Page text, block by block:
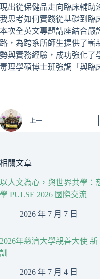
現出從保健品走向臨床輔助
我思考如何實踐從基礎到臨
本次全英文專題講座結合嚴
路，為跨系所師生提供了嶄
勢與實務經驗，成功強化了
毒理學碩博士班強調「與臨
上一
相關文章
以人文為心，與世界共學：
學 PULSE 2026 國際交流
2026 年 7 月 7 日
2026年慈濟大學親善大使
訓
2026 年 7 月 4 日